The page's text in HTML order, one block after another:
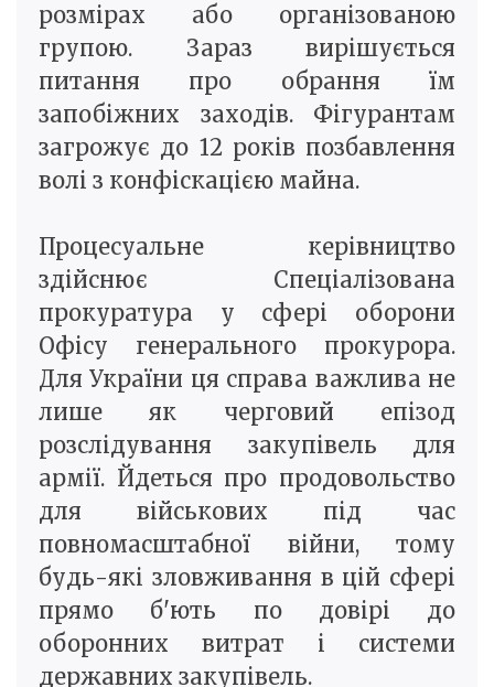
розмірах або організованою
групою. Зараз вирішується
питання про обрання їм
запобіжних заходів. Фігурантам
загрожує до 12 років позбавлення
волі з конфіскацією майна.
Процесуальне керівництво
здійснює Спеціалізована
прокуратура у сфері оборони
Офісу генерального прокурора.
Для України ця справа важлива не
лише як черговий епізод
розслідування закупівель для
армії. Йдеться про продовольство
для військових під час
повномасштабної війни, тому
будь-які зловживання в цій сфері
прямо б'ють по довірі до
оборонних витрат і системи
державних закупівель.